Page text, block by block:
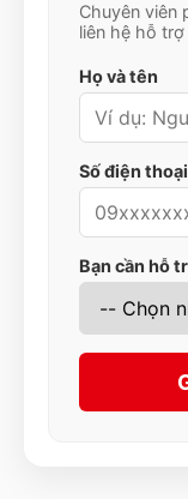
Chuyên viên
liên hệ hỗ
Họ và tên
Số điện thoại
Bạn cần hỗ